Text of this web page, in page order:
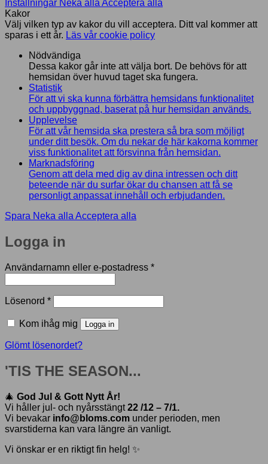
Inställningar Neka alla Acceptera alla
Kakor
Välj vilken typ av kakor du vill acceptera. Ditt val kommer att
sparas i ett år. Läs vår cookie policy
Nödvändiga
Dessa kakor går inte att välja bort. De behövs för att
hemsidan över huvud taget ska fungera.
Statistik
För att vi ska kunna förbättra hemsidans funktionalitet
och uppbyggnad, baserat på hur hemsidan används.
Upplevelse
För att vår hemsida ska prestera så bra som möjligt
under ditt besök. Om du nekar de här kakorna kommer
viss funktionalitet att försvinna från hemsidan.
Marknadsföring
Genom att dela med dig av dina intressen och ditt
beteende när du surfar ökar du chansen att få se
personligt anpassat innehåll och erbjudanden.
Spara Neka alla Acceptera alla
Logga in
Användarnamn eller e-postadress *Obligatoriskt
Lösenord *Obligatoriskt
Kom ihåg mig Logga in
Glömt lösenordet?
'TIS THE SEASON...
🎄 God Jul & Gott Nytt År!
Vi håller jul- och nyårsstängt22 /12 – 7/1.
Vi bevakar info@bloms.com under perioden, men
svarstiderna kan vara längre än vanligt.
Vi önskar er en riktigt fin helg! ✨